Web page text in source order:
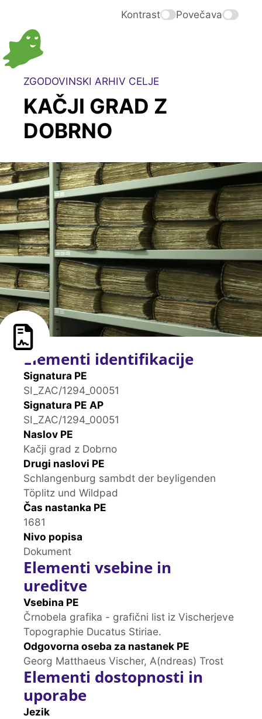
Kontrast Povečava
ZGODOVINSKI ARHIV CELJE
KAČJI GRAD Z
DOBRNO
Elementi identifikacije
Signatura PE
SI_ZAC/1294_00051
Signatura PE AP
SI_ZAC/1294_00051
Naslov PE
Kačji grad z Dobrno
Drugi naslovi PE
Schlangenburg sambdt der beyligenden
Töplitz und Wildpad
Čas nastanka PE
1681
Nivo popisa
Dokument
Elementi vsebine in
ureditve
Vsebina PE
Črnobela grafika - grafični list iz Vischerjeve
Topographie Ducatus Stiriae.
Odgovorna oseba za nastanek PE
Georg Matthaeus Vischer, A(ndreas) Trost
Elementi dostopnosti in
uporabe
Jezik